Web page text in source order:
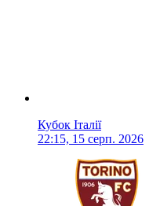
Кубок Італії
22:15, 15 серп. 2026